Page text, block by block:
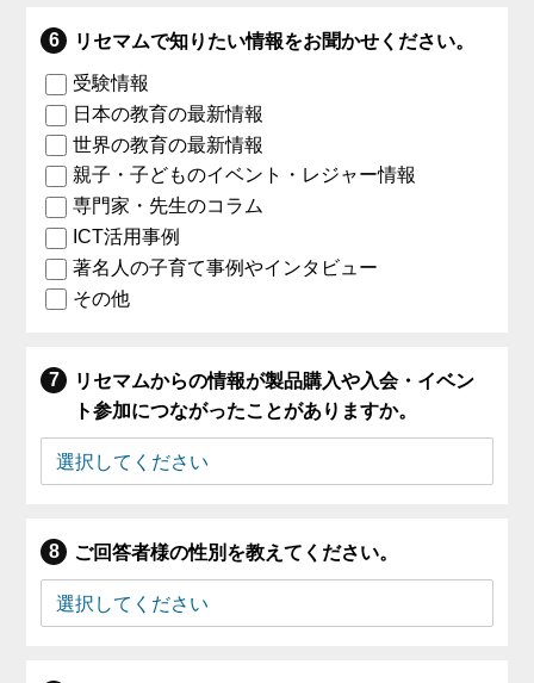
リセマムで知りたい情報をお聞かせください。
受験情報
日本の教育の最新情報
世界の教育の最新情報
親子・子どものイベント・レジャー情報
専門家・先生のコラム
ICT活用事例
著名人の子育て事例やインタビュー
その他
リセマムからの情報が製品購入や入会・イベン
ト参加につながったことがありますか。
ご回答者様の性別を教えてください。